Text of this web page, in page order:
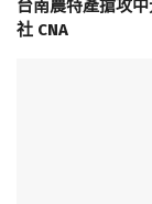
台南農特產搶攻
社 CNA